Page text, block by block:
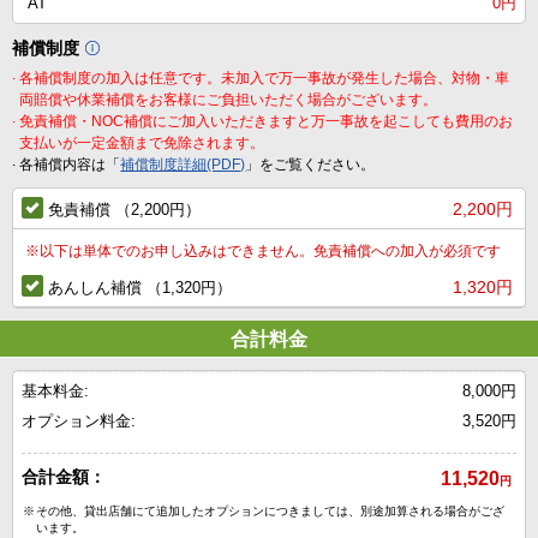
補償制度
各補償制度の加入は任意です。未加入で万一事故が発生した場合、対物・車
両賠償や休業補償をお客様にご負担いただく場合がございます。
免責補償・NOC補償にご加入いただきますと万一事故を起こしても費用のお
支払いが一定金額まで免除されます。
各補償内容は「補償制度詳細(PDF) 」をご覧ください。
免責補償 （2,200円） 2,200円
※以下は単体でのお申し込みはできません。免責補償への加入が必須です
あんしん補償 （1,320円） 1,320円
合計料金
基本料金:
8,000円
オプション料金:
3,520円
合計金額： 11,520円
※ その他、貸出店舗にて追加したオプションにつきましては、別途加算される場合がござ
います。